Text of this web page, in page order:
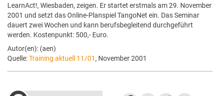
LearnAct!, Wiesbaden, zeigen. Er startet erstmals am 29. November
2001 und setzt das Online-Planspiel TangoNet ein. Das Seminar
dauert zwei Wochen und kann berufsbegleitend durchgeführt
werden. Kostenpunkt: 500,- Euro.
Autor(en): (aen)
Quelle:Training aktuell 11/01 , November 2001